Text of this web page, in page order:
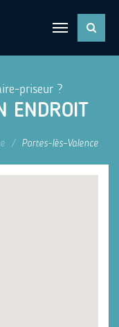
priseur ?
ENDROIT
Portes-lès-Valence